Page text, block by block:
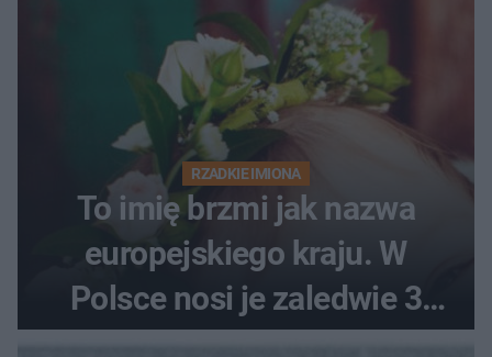
RZADKIE IMIONA
To imię brzmi jak nazwa
europejskiego kraju. W
Polsce nosi je zaledwie 3